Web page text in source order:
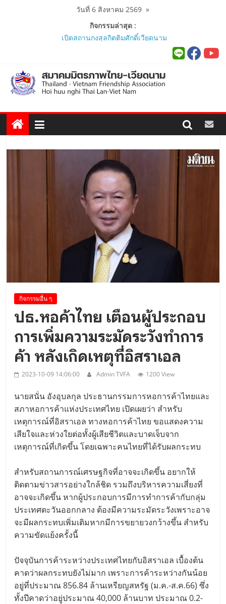
วันที่ 6 สิงหาคม 2569»
กิจกรรมล่าสุด :
สมาคมร่วมนำนักศึกษาเวียดนาม
นายกสมาคมมิตรภาพไทย-เวียดนาม
ร่วมคณะติดตามนายกรัฐมนตรีและ
รัฐมนตรีว่าการกระทรวงมหาดไทย
ผู้นำเวียดนาม-ไทย ร่วมแสดงวิสัยทัศน์
Forum 2026 เฉลิมฉลอง 50 ปีความ
สัมพันธ์ทางการทูต..
สมาคมมิตรภาพไทย-เวียดนาม ประชุม
หารือกับ เอกอัครราชทูตสาธารณรัฐ
สังคมนิยมเวียดนาม ประจำประเทศไทย
..
สมาคมมิตรภาพไทย-เวียดนามร่วมพิธี
เปิดสถานกงสุลกิตติมศักดิ์เวียดนาม
ประจำจังหวัดภูเก็ต และงานสัมมนา
Viet Nam Connect Forum ..
กิจกรรมอื่น ๆ
ปธ.หอค้าไทย เตือนผู้ประกอบ
การเพิ่มความระมัดระวังทำการ
ค้า หลังเกิดเหตุที่อิสราเอล
2023-10-09 14:06:00 Admin TVFA 1200 View
นายสนั่น อังอุบลกุล ประธานกรรมการหอการค้าไทยและ
สภาหอการค้าแห่งประเทศไทย เปิดเผยว่า สำหรับ
เหตุการณ์ที่อิสราเอล ทางหอการค้าไทย ขอแสดงความ
เสียใจและห่วงใยต่อทั้งผู้เสียชีวิตและบาดเจ็บจาก
เหตุการณ์ที่เกิดขึ้น โดยเฉพาะคนไทยที่ได้รับผลกระทบ
สำหรับสถานการณ์เศรษฐกิจที่อาจจะเกิดขึ้น อยากให้
ติดตามข่าวสารอย่างใกล้ชิด รวมถึงบริหารความเสี่ยงที่
อาจจะเกิดขึ้น หากผู้ประกอบการมีการทำการค้ากับกลุ่ม
ประเทศตะวันออกกลาง ต้องมีความระมัดระวังเพราะอาจ
จะมีผลกระทบเพิ่มเติมหากมีการขยายวงกว้างขึ้น สำหรับ
ความขัดแย้งครั้งนี้
ปัจจุบันการค้าระหว่างประเทศไทยกับอิสราเอล เบื้องต้น
คาดว่าผลกระทบยังไม่มาก เพราะการค้าระหว่างกันน้อย
อยู่ที่ประมาณ 856.84 ล้านเหรียญสหรัฐ (ม.ค.-ส.ค.66) ซึ่ง
ทั้งปีคาดว่าอยู่ประมาณ 40,000 ล้านบาท ประมาณ 0.2-